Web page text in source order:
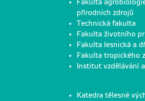
Fakulta
přírodních zdrojů
Technická fakulta
Fakulta životního
Fakulta lesnická a
Fakulta tropického
Institut vzdělávání
Katedra tělesné